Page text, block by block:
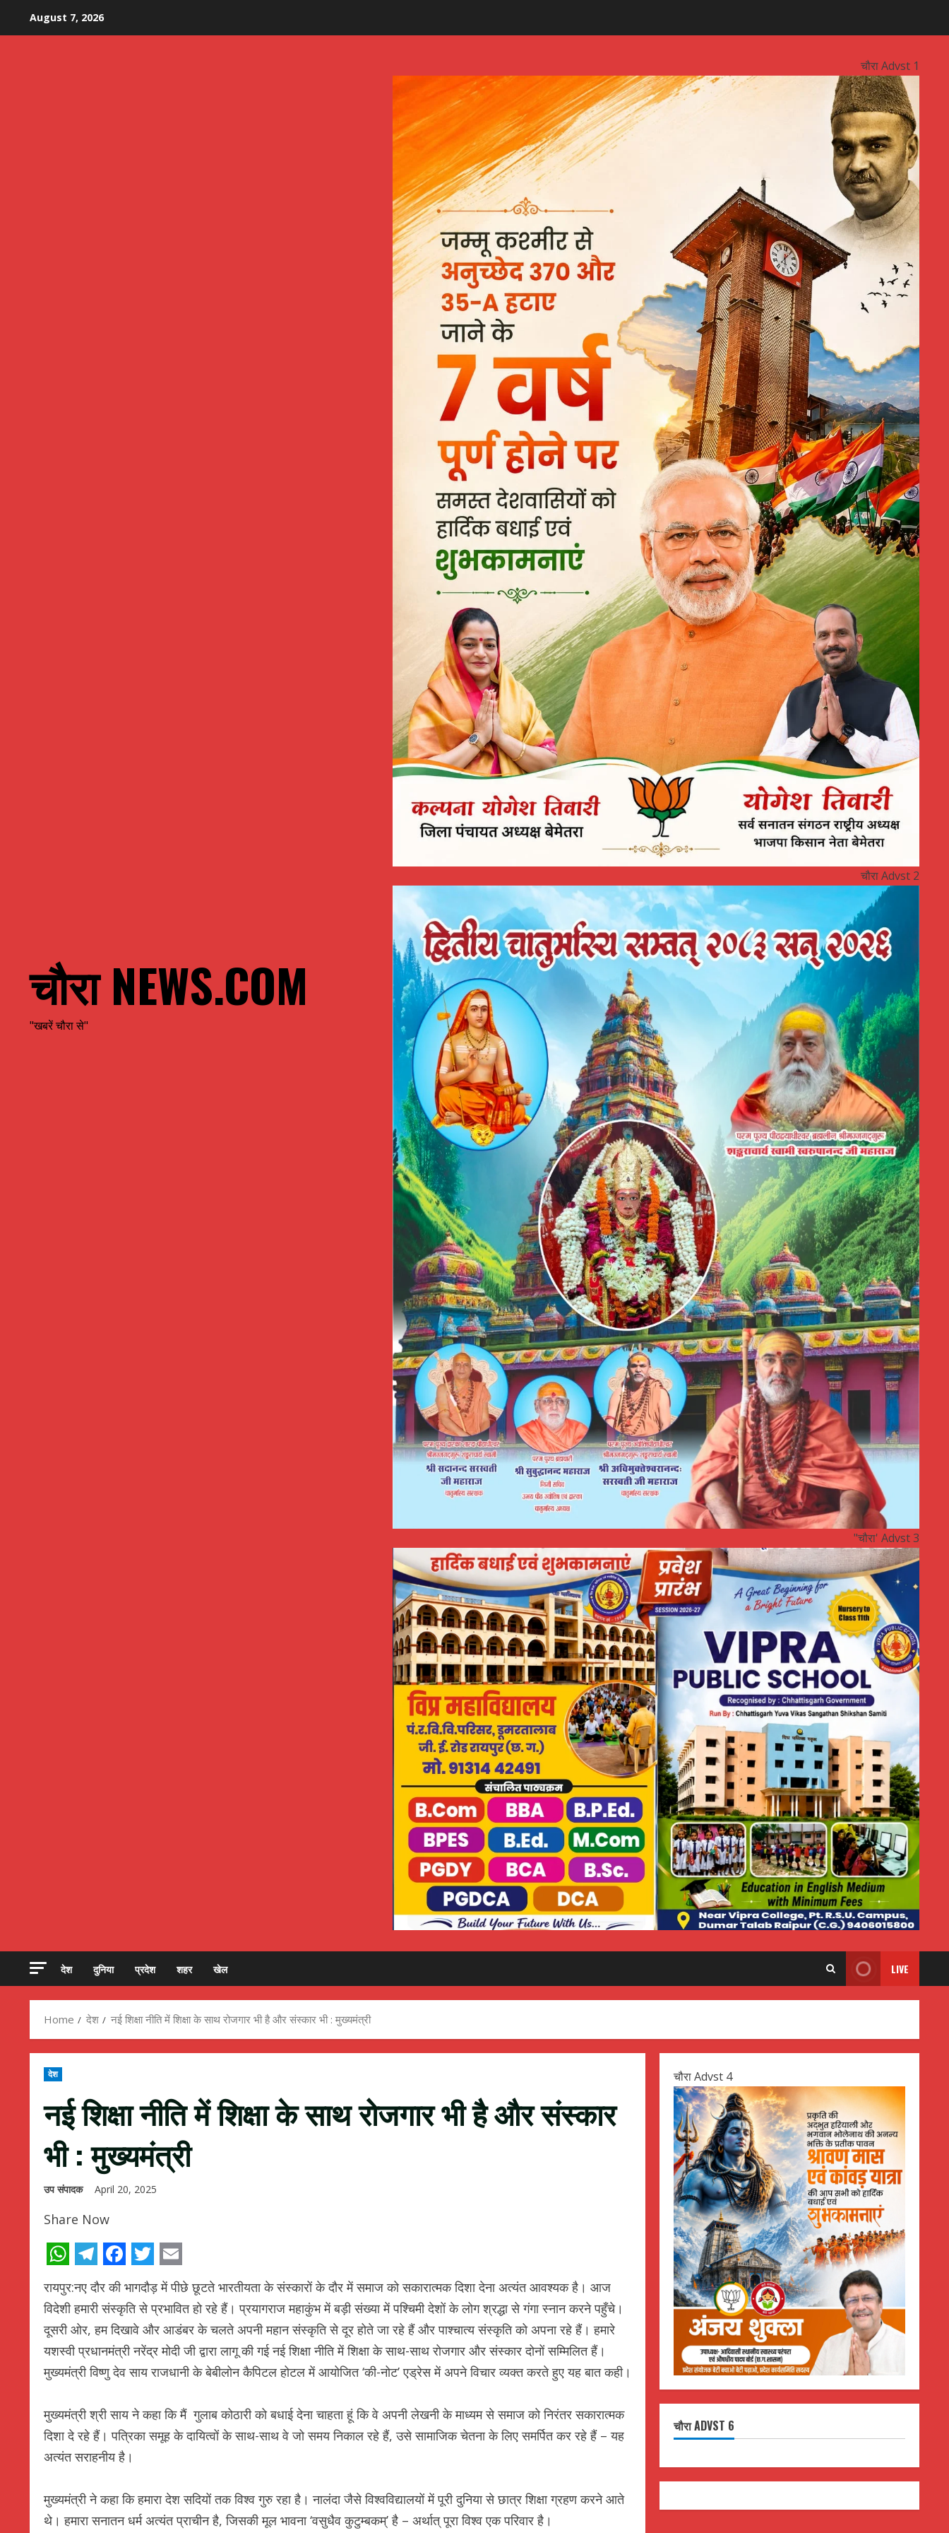
August 7, 2026
चौरा NEWS.COM
"खबरें चौरा से"
चौरा Advst 1
चौरा Advst 2
"चौरा' Advst 3
देश दुनिया प्रदेश शहर खेल LIVE
Home देश नई शिक्षा नीति में शिक्षा के साथ रोजगार भी है और संस्कार भी : मुख्यमंत्री
देश
नई शिक्षा नीति में शिक्षा के साथ रोजगार भी है और संस्कार
भी : मुख्यमंत्री
उप संपादक April 20, 2025
Share Now
WhatsApp
Telegram
Facebook
Twitter
Email
रायपुर:नए दौर की भागदौड़ में पीछे छूटते भारतीयता के संस्कारों के दौर में समाज को सकारात्मक दिशा देना अत्यंत आवश्यक है। आज
विदेशी हमारी संस्कृति से प्रभावित हो रहे हैं। प्रयागराज महाकुंभ में बड़ी संख्या में पश्चिमी देशों के लोग श्रद्धा से गंगा स्नान करने पहुँचे।
दूसरी ओर, हम दिखावे और आडंबर के चलते अपनी महान संस्कृति से दूर होते जा रहे हैं और पाश्चात्य संस्कृति को अपना रहे हैं। हमारे
यशस्वी प्रधानमंत्री नरेंद्र मोदी जी द्वारा लागू की गई नई शिक्षा नीति में शिक्षा के साथ-साथ रोजगार और संस्कार दोनों सम्मिलित हैं।
मुख्यमंत्री विष्णु देव साय राजधानी के बेबीलोन कैपिटल होटल में आयोजित ‘की-नोट’ एड्रेस में अपने विचार व्यक्त करते हुए यह बात कही।
मुख्यमंत्री श्री साय ने कहा कि मैं गुलाब कोठारी को बधाई देना चाहता हूं कि वे अपनी लेखनी के माध्यम से समाज को निरंतर सकारात्मक
दिशा दे रहे हैं। पत्रिका समूह के दायित्वों के साथ-साथ वे जो समय निकाल रहे हैं, उसे सामाजिक चेतना के लिए समर्पित कर रहे हैं – यह
अत्यंत सराहनीय है।
मुख्यमंत्री ने कहा कि हमारा देश सदियों तक विश्व गुरु रहा है। नालंदा जैसे विश्वविद्यालयों में पूरी दुनिया से छात्र शिक्षा ग्रहण करने आते
थे। हमारा सनातन धर्म अत्यंत प्राचीन है, जिसकी मूल भावना ‘वसुधैव कुटुम्बकम्’ है – अर्थात् पूरा विश्व एक परिवार है।
चौरा Advst 4
चौरा ADVST 6